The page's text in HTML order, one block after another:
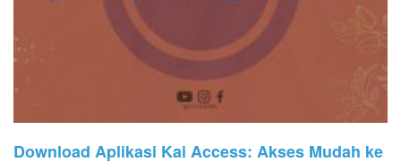
Download Aplikasi Kai Access: Akses Mudah ke